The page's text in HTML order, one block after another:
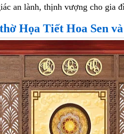
an lành, thịnh vượng cho gia
Họa Tiết Hoa Sen